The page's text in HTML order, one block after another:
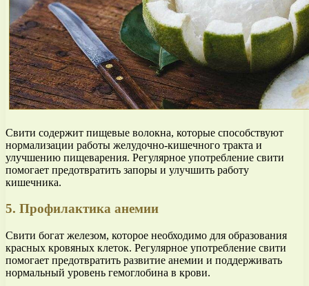
Свити содержит пищевые волокна, которые способствуют
нормализации работы желудочно-кишечного тракта и
улучшению пищеварения. Регулярное употребление свити
помогает предотвратить запоры и улучшить работу
кишечника.
5. Профилактика анемии
Свити богат железом, которое необходимо для образования
красных кровяных клеток. Регулярное употребление свити
помогает предотвратить развитие анемии и поддерживать
нормальный уровень гемоглобина в крови.